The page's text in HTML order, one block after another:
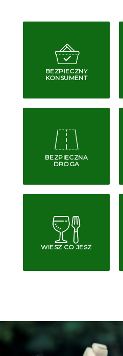
BEZPIECZNY
KONSUMENT
BEZPIECZNA
DROGA
WIESZ CO JESZ